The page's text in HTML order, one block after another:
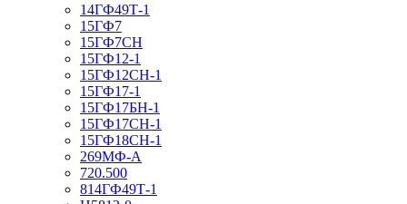
14ГФ49Т-1
15ГФ7
15ГФ7СН
15ГФ12-1
15ГФ12СН-1
15ГФ17-1
15ГФ17БН-1
15ГФ17СН-1
15ГФ18СН-1
269МФ-А
720.500
814ГФ49Т-1